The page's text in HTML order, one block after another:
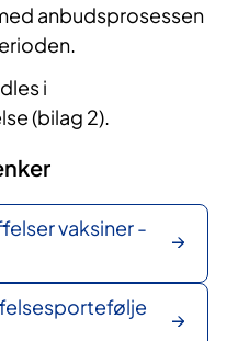
anbudsprosessen
i
(bilag 2).
vaksiner -